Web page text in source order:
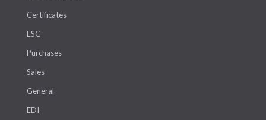
Certificates
ESG
Purchases
Sales
General
EDI